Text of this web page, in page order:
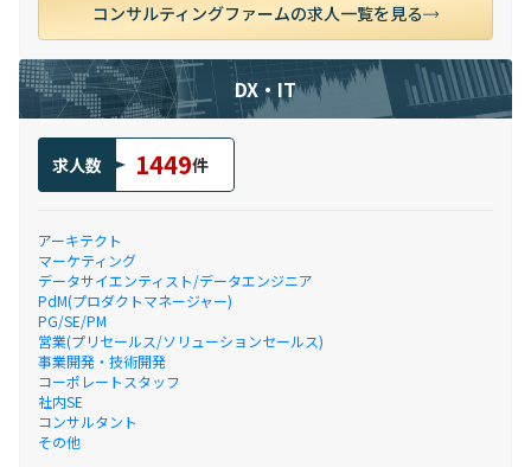
コンサルティングファームの求人一覧を見る
DX・IT
求人数 1449件
アーキテクト
マーケティング
データサイエンティスト/データエンジニア
PdM(プロダクトマネージャー)
PG/SE/PM
営業(プリセールス/ソリューションセールス)
事業開発・技術開発
コーポレートスタッフ
社内SE
コンサルタント
その他